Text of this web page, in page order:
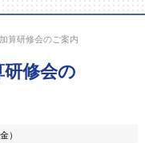
算研修会のご案内
修会の
）